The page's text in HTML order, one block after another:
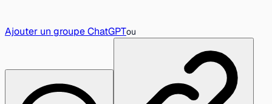
Ajouter un groupe ChatGPTou